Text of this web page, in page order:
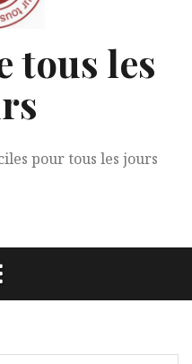
tous les
pour tous les jours